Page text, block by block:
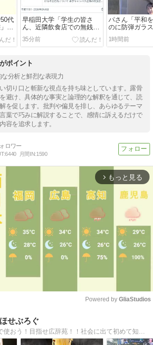
代
に
無
早稲田大学「学生の皆さ
ん、近隣飲食店での無銭飲
食はやめてください」
35分前
パさん「平和
のに防弾ガラ
グSPで囲まれ
ーチする人が
1時間前
ポイント
な分析と鮮烈な表現力
切り口と斬新な視点を持ち味としています。露骨
避け、具体的な事実と論理的な解釈を通じて、読
を促します。批判や偏見を排し、あらゆるテーマ
葉で巧みに解説することで、感情に訴えるだけで
容を追求します。
6440 月間IN:1590
arrow_forward_ios もっと見る
Powered by GliaStudios
せぶろぐ
素尻な言葉を皆で使おう！目指せ広辞苑！！社会に出て初めて知った自分だけの常識。みんなに広めて共通の事実にしてしまおう！